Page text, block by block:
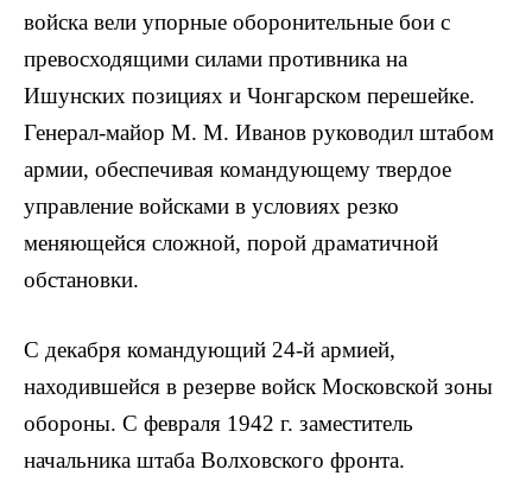
войска вели упорные оборонительные бои с
превосходящими силами противника на
Ишунских позициях и Чонгарском перешейке.
Генерал-майор M. M. Иванов руководил штабом
армии, обеспечивая командующему твердое
управление войсками в условиях резко
меняющейся сложной, порой драматичной
обстановки.
С декабря командующий 24-й армией,
находившейся в резерве войск Московской зоны
обороны. С февраля 1942 г. заместитель
начальника штаба Волховского фронта.